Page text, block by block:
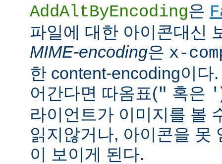
AddAltByEncoding은
파일에 대한 아이콘대신
MIME-encoding은 x-
한 content-encoding이다
어간다면 따옴표(" 혹은 '
라이언트가 이미지를 볼
읽지않거나, 아이콘을 못
이 보이게 된다.